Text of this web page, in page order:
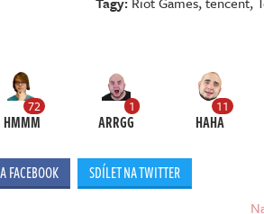
72
HMMM
1
ARRGG
11
HAHA
FACEBOOK SDÍLET NA TWITTER